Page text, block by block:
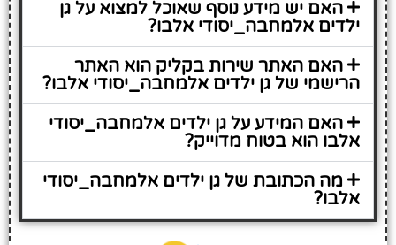
האם יש מידע נוסף שאוכל למצוא על גן
ילדים אלמחבה_יסודי אלבו?
האם האתר שירות בקליק הוא האתר
הרישמי של גן ילדים אלמחבה_יסודי אלבו?
האם המידע על גן ילדים אלמחבה_יסודי
אלבו הוא בטוח מדוייק?
מה הכתובת של גן ילדים אלמחבה_יסודי
אלבו?